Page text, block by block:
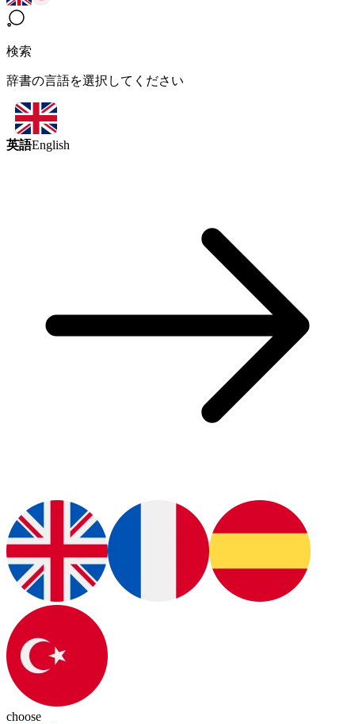
検索
辞書の言語を選択してください
英語English
choose